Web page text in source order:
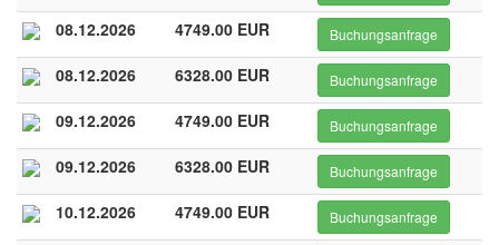
08.12.2026 4749.00 EUR Buchungsanfrage
08.12.2026 6328.00 EUR Buchungsanfrage
09.12.2026 4749.00 EUR Buchungsanfrage
09.12.2026 6328.00 EUR Buchungsanfrage
10.12.2026 4749.00 EUR Buchungsanfrage